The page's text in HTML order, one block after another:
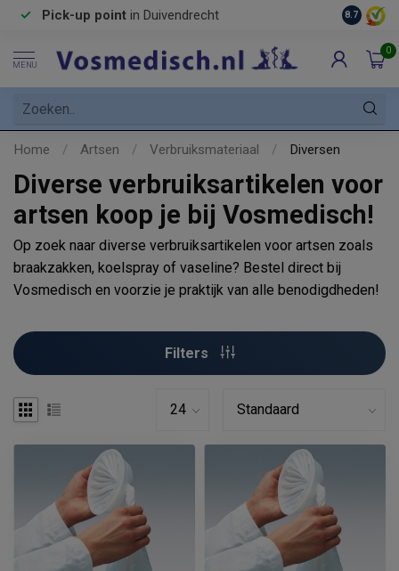
Pick-up point in Duivendrecht 8.7
MENU
0
Home / Artsen / Verbruiksmateriaal / Diversen
Diverse verbruiksartikelen voor
artsen koop je bij Vosmedisch!
Op zoek naar diverse verbruiksartikelen voor artsen zoals
braakzakken, koelspray of vaseline? Bestel direct bij
Vosmedisch en voorzie je praktijk van alle benodigdheden!
Filters